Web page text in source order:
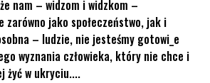
nam – widzom i widzkom –
zarówno jako społeczeństwo, jak i
– ludzie, nie jesteśmy gotowi_e
wyznania człowieka, który nie chce i
żyć w ukryciu....